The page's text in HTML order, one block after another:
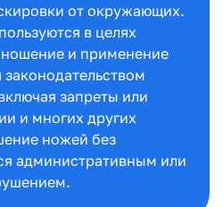
от окружающих.
в целях
и применение
запреты или
и многих других
ножей без
административным или